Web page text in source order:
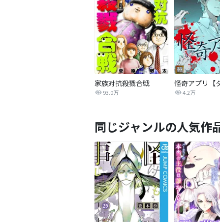
家族対抗殺戮合戦
93.0万 4.2万
同じジャンルの人気作